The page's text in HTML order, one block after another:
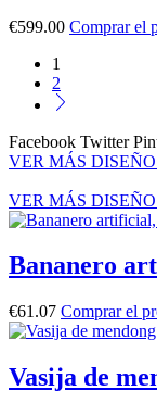
€599.00 Comprar el
1
2
Facebook Twitter
VER MÁS
VER MÁS
Bananero
€61.07 Comprar el
Vasija de